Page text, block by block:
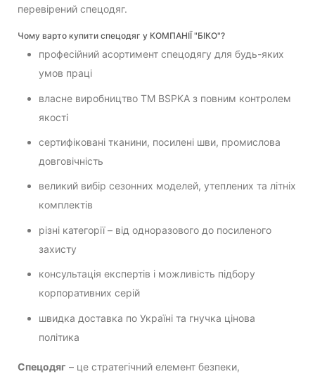
перевірений спецодяг.
Чому варто купити спецодяг у КОМПАНІЇ "БІКО"?
професійний асортимент спецодягу для будь-яких
умов праці
власне виробництво ТМ BSPKA з повним контролем
якості
сертифіковані тканини, посилені шви, промислова
довговічність
великий вибір сезонних моделей, утеплених та літніх
комплектів
різні категорії – від одноразового до посиленого
захисту
консультація експертів і можливість підбору
корпоративних серій
швидка доставка по Україні та гнучка цінова
політика
Спецодяг – це стратегічний елемент безпеки,